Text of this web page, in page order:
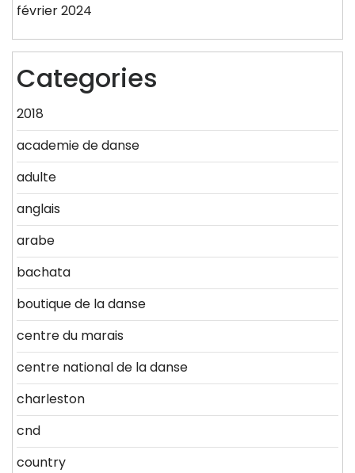
février 2024
Categories
2018
academie de danse
adulte
anglais
arabe
bachata
boutique de la danse
centre du marais
centre national de la danse
charleston
cnd
country